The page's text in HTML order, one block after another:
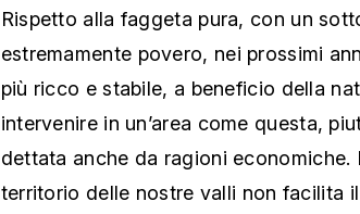
Rispetto alla faggeta pura, con un
estremamente povero, nei prossimi
più ricco e stabile, a beneficio della
intervenire in un’area come questa,
dettata anche da ragioni economiche.
territorio delle nostre valli non facilita